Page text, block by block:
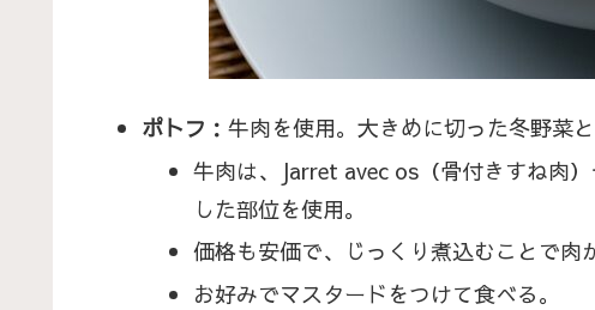
ポトフ ：牛肉を使用。大きめに切った冬野菜
牛肉は、Jarret avec os（骨付きすね肉
した部位を使用。
価格も安価で、じっくり煮込むことで肉
お好みでマスタードをつけて食べる。